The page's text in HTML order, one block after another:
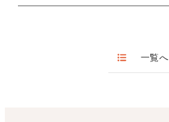
Mail：kansai-forum@jtbcom.co.jp
一覧へ